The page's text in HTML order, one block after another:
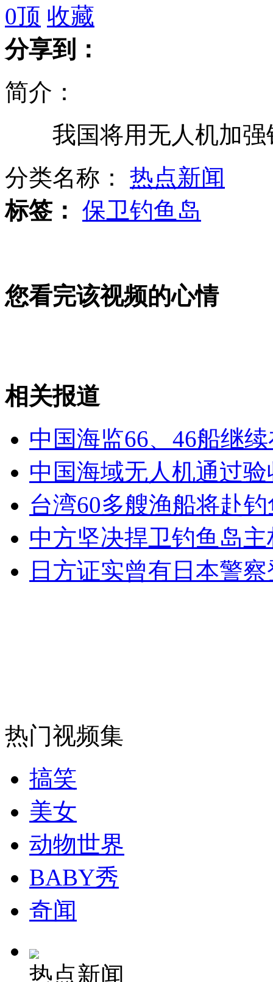
意大利海岸警卫队截获罗马帝国时期文物
南海舰队陆战旅模拟快速抢滩演练
外交部：反对强权政治霸凌主义
外交部：有关国家言论片面不公正
安徽一实载49人客车翻车
走！跟着总书记去植树
司机酒驾遇交警 急速倒车逃窜
0顶 收藏
分享到：
简介：
我国将用无人机加强
分类名称： 热点新闻
标签： 保卫钓鱼岛
您看完该视频的心情
相关报道
中国海监66、46船继
中国海域无人机通过
台湾60多艘渔船将赴
中方坚决捍卫钓鱼岛
日方证实曾有日本警
热门视频集
搞笑
美女
动物世界
BABY秀
奇闻
热点新闻